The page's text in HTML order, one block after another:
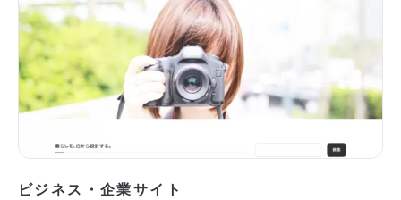
ビジネス・企業サイト